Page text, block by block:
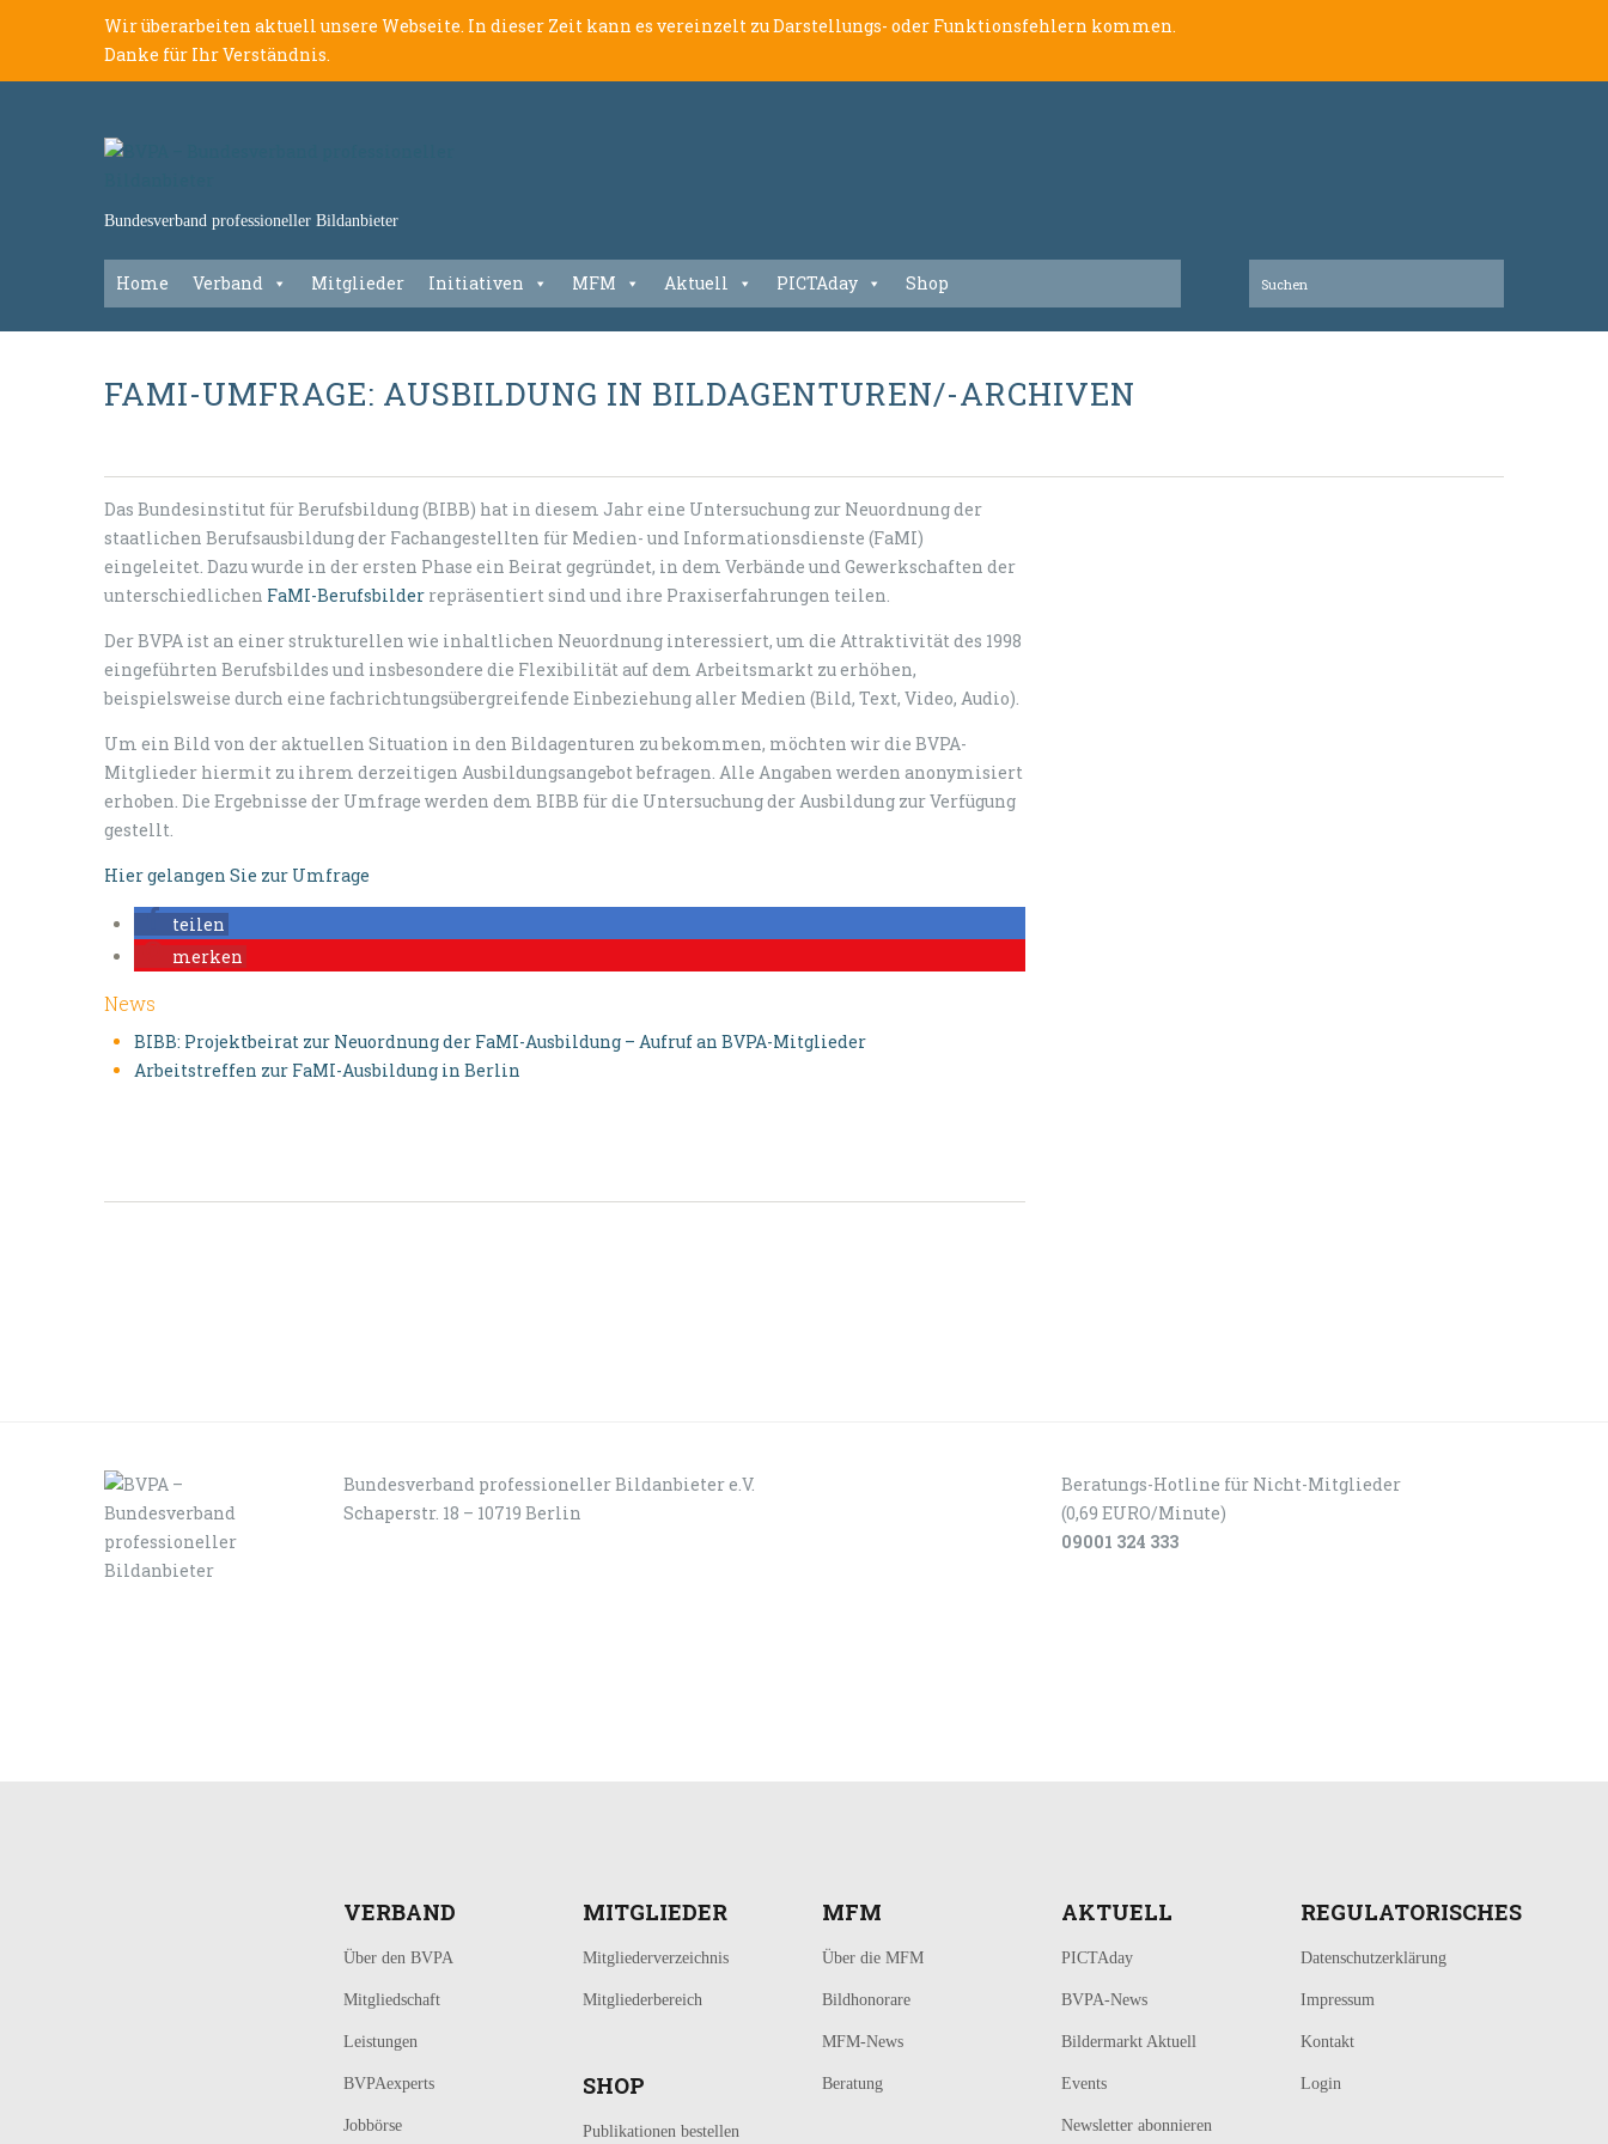
Wir überarbeiten aktuell unsere Webseite. In dieser Zeit kann es vereinzelt zu Darstellungs- oder Funktionsfehlern kommen.
Danke für Ihr Verständnis.
Bundesverband professioneller Bildanbieter
Home Verband Mitglieder Initiativen MFM Aktuell PICTAday Shop
FAMI-UMFRAGE: AUSBILDUNG IN BILDAGENTUREN/-ARCHIVEN
Das Bundesinstitut für Berufsbildung (BIBB) hat in diesem Jahr eine Untersuchung zur Neuordnung der
staatlichen Berufsausbildung der Fachangestellten für Medien- und Informationsdienste (FaMI)
eingeleitet. Dazu wurde in der ersten Phase ein Beirat gegründet, in dem Verbände und Gewerkschaften der
unterschiedlichen FaMI-Berufsbilder repräsentiert sind und ihre Praxiserfahrungen teilen.
Der BVPA ist an einer strukturellen wie inhaltlichen Neuordnung interessiert, um die Attraktivität des 1998
eingeführten Berufsbildes und insbesondere die Flexibilität auf dem Arbeitsmarkt zu erhöhen,
beispielsweise durch eine fachrichtungsübergreifende Einbeziehung aller Medien (Bild, Text, Video, Audio).
Um ein Bild von der aktuellen Situation in den Bildagenturen zu bekommen, möchten wir die BVPA-
Mitglieder hiermit zu ihrem derzeitigen Ausbildungsangebot befragen. Alle Angaben werden anonymisiert
erhoben. Die Ergebnisse der Umfrage werden dem BIBB für die Untersuchung der Ausbildung zur Verfügung
gestellt.
Hier gelangen Sie zur Umfrage
teilen
merken
News
BIBB: Projektbeirat zur Neuordnung der FaMI-Ausbildung – Aufruf an BVPA-Mitglieder
Arbeitstreffen zur FaMI-Ausbildung in Berlin
Bundesverband professioneller Bildanbieter e.V.
Schaperstr. 18 – 10719 Berlin
Beratungs-Hotline für Nicht-Mitglieder
(0,69 EURO/Minute)
09001 324 333
VERBAND
Über den BVPA
Mitgliedschaft
Leistungen
BVPAexperts
Jobbörse
MITGLIEDER
Mitgliederverzeichnis
Mitgliederbereich
SHOP
Publikationen bestellen
MFM
Über die MFM
Bildhonorare
MFM-News
Beratung
AKTUELL
PICTAday
BVPA-News
Bildermarkt Aktuell
Events
Newsletter abonnieren
REGULATORISCHES
Datenschutzerklärung
Impressum
Kontakt
Login